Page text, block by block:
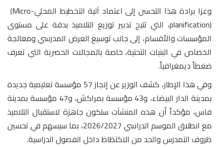
وعزا برادة هذا التحسن إلى اعتماد آلية التخطيط المحلي(Micro-
planification)، التي تتيح تدبير توزيع التلاميذ بدقة على مستوى
المؤسسات والأقسام، إلى جانب توسيع العرض المدرسي ومعالجة
الخصاص في البنيات التحتية، خاصة بالمجالات الحضرية التي تعرف
ضغطاً ديمغرافياً.
وفي هذا الإطار، كشف الوزير عن إنجاز 57 مؤسسة تعليمية جديدة
بمدينة الدار البيضاء، و43 مؤسسة بمراكش، و47 مؤسسة بمدينة
فاس، مؤكداً أن هذه المنشآت ستكون جاهزة لاستقبال التلاميذ
مع انطلاق الموسم الدراسي2026/2027، بما سيسهم في تحسين
ظروف التمدرس والحد من الاكتظاظ داخل الفصول الدراسية.